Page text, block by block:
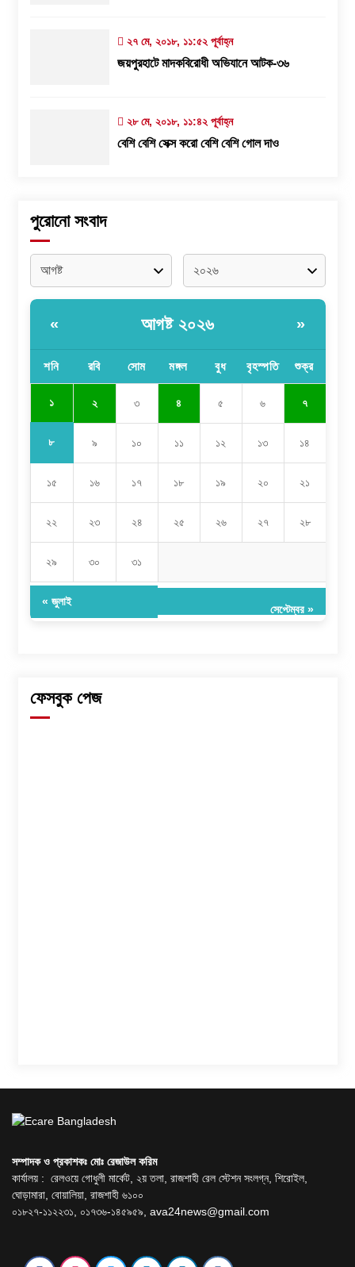
২৭ মে, ২০১৮, ১১:৫২ পূর্বাহ্ন
জয়পুরহাটে মাদকবিরোধী অভিযানে আটক-৩৬
২৮ মে, ২০১৮, ১১:৪২ পূর্বাহ্ন
বেশি বেশি সেক্স করো বেশি বেশি গোল দাও
পুরোনো সংবাদ
« আগষ্ট ২০২৬ »
শনি রবি সোম মঙ্গল বুধ বৃহস্পতি শুক্র
১ ২ ৩ ৪ ৫ ৬ ৭
৮ ৯ ১০ ১১ ১২ ১৩ ১৪
১৫ ১৬ ১৭ ১৮ ১৯ ২০ ২১
২২ ২৩ ২৪ ২৫ ২৬ ২৭ ২৮
২৯ ৩০ ৩১
« জুলাই
সেপ্টেম্বর »
ফেসবুক পেজ
সম্পাদক ও প্রকাশকঃ মোঃ রেজাউল করিম
কার্যালয় : রেলওয়ে গোধুলী মার্কেট, ২য় তলা, রাজশাহী রেল স্টেশন সংলগ্ন, শিরোইল,
ঘোড়ামারা, বোয়ালিয়া, রাজশাহী ৬১০০
০১৮২৭-১১২২৩১, ০১৭৩৬-১৪৫৯৫৯, ava24news@gmail.com